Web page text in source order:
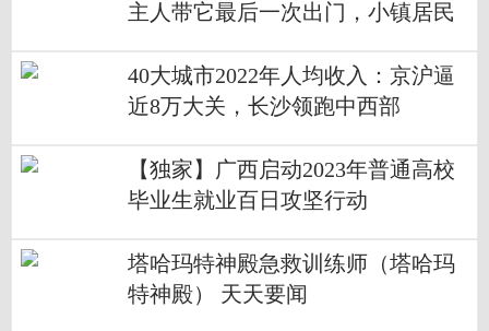
主人带它最后一次出门，小镇居民
40大城市2022年人均收入：京沪逼
近8万大关，长沙领跑中西部
【独家】广西启动2023年普通高校
毕业生就业百日攻坚行动
塔哈玛特神殿急救训练师（塔哈玛
特神殿） 天天要闻